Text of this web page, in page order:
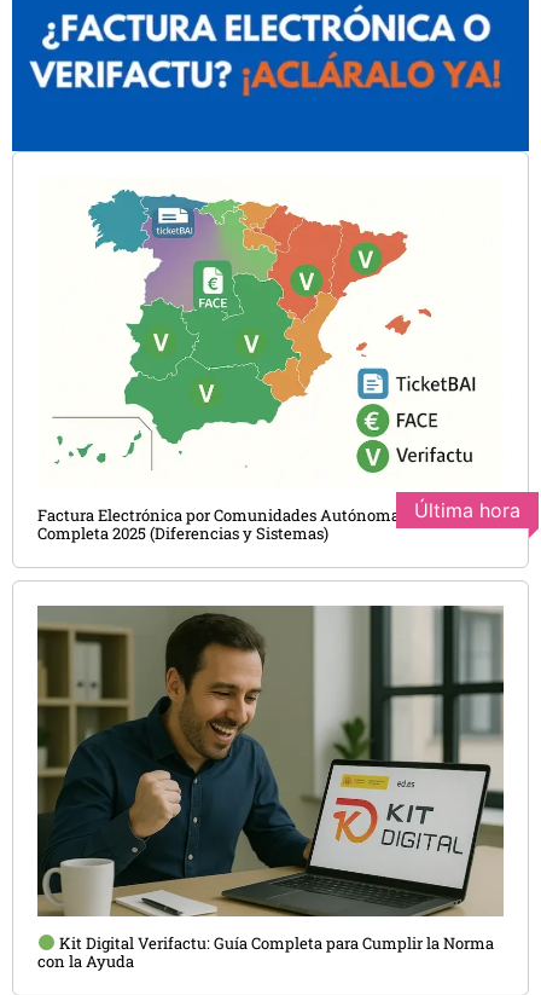
Última hora
Factura Electrónica por Comunidades Autónomas: Guía
Completa 2025 (Diferencias y Sistemas)
Kit Digital Verifactu: Guía Completa para Cumplir la Norma
con la Ayuda